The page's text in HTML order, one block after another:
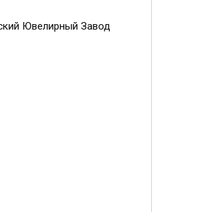
Ювелирный Завод